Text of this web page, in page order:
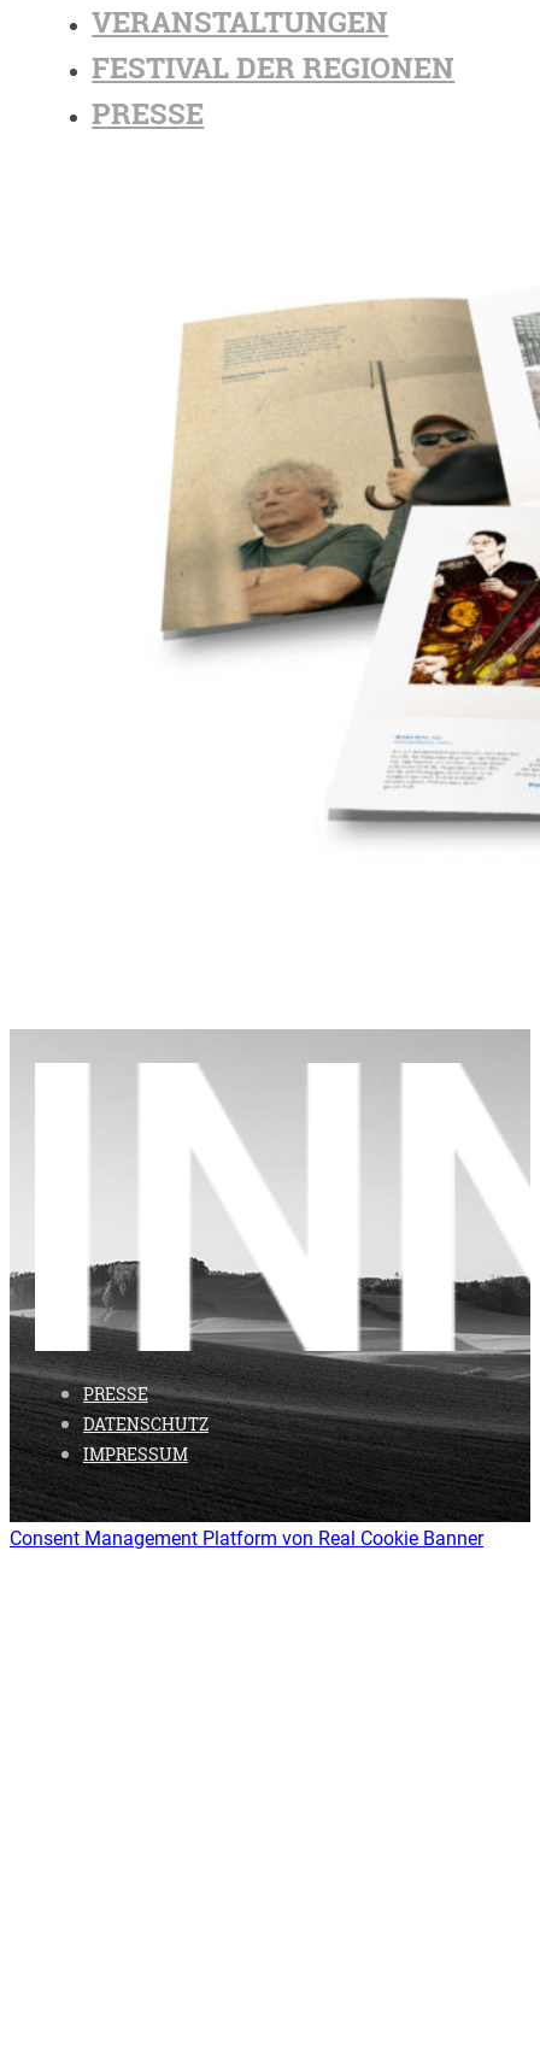
VERANSTALTUNGEN
FESTIVAL DER REGIONEN
PRESSE
PRESSE
DATENSCHUTZ
IMPRESSUM
Consent Management Platform von Real Cookie Banner